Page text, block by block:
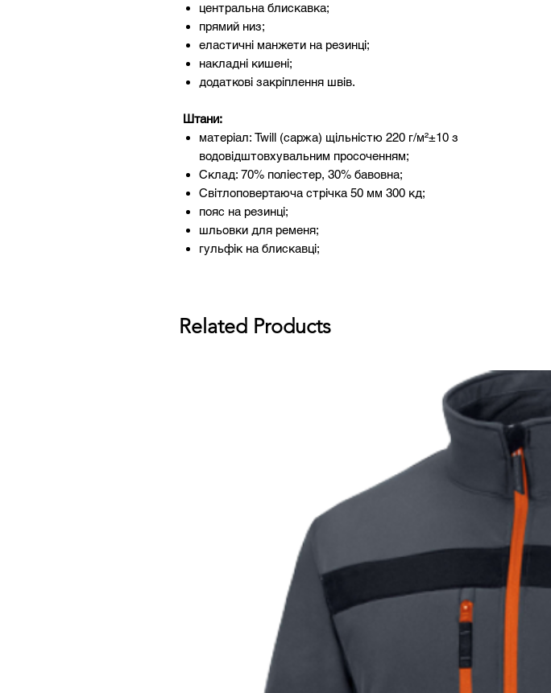
центральна блискавка;
прямий низ;
еластичні манжети на резинці;
накладні кишені;
додаткові закріплення швів.
Штани:
матеріал: Twill (саржа) щільністю 220 г/м²±10 з
водовідштовхувальним просоченням;
Склад: 70% поліестер, 30% бавовна;
Світлоповертаюча стрічка 50 мм 300 кд;
пояс на резинці;
шльовки для ременя;
гульфік на блискавці;
Related Products